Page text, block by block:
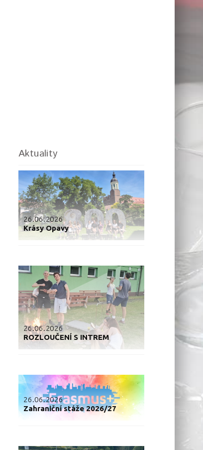
Aktuality
26.06.2026
Krásy Opavy
26.06.2026
ROZLOUČENÍ S INTREM
26.06.2026
Zahraniční stáže 2026/27